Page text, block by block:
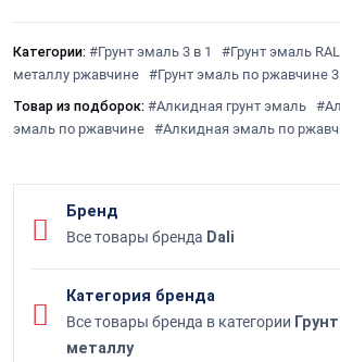
Категории: #Грунт эмаль 3 в 1 #Грунт эмаль RAL
металлу ржавчине #Грунт эмаль по ржавчине 3
Товар из подборок: #Алкидная грунт эмаль
эмаль по ржавчине #Алкидная эмаль по
Бренд
Все товары бренда Dali
Категория бренда
Все товары бренда в категории
металлу